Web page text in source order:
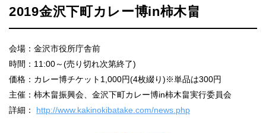
2019金沢下町カレー博in柿木畠
会場：金沢市役所庁舎前
時間：11:00～(売り切れ次第終了)
価格：カレー博チケット1,000円(4枚綴り)※単品は300円
主催：柿木畠振興会、金沢下町カレー博in柿木畠実行委員会
詳細： http://www.kakinokibatake.com/news.php